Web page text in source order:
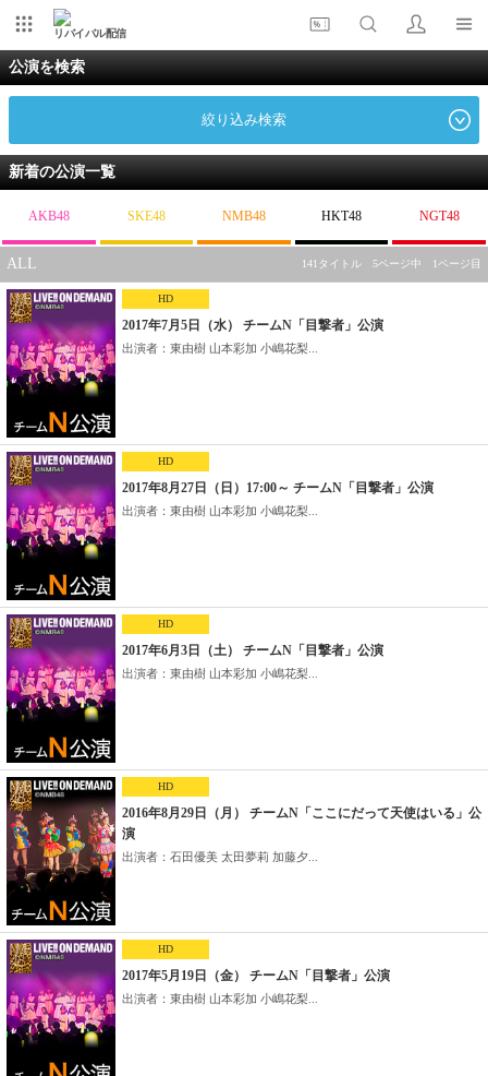
リバイバル配信
公演を検索
絞り込み検索
新着の公演一覧
AKB48 SKE48 NMB48 HKT48 NGT48
ALL 141タイトル 5ページ中 1ページ目
HD
2017年7月5日（水） チームN「目撃者」公演
出演者：東由樹 山本彩加 小嶋花梨...
HD
2017年8月27日（日）17:00～ チームN「目撃者」公演
出演者：東由樹 山本彩加 小嶋花梨...
HD
2017年6月3日（土） チームN「目撃者」公演
出演者：東由樹 山本彩加 小嶋花梨...
HD
2016年8月29日（月） チームN「ここにだって天使はいる」公
演
出演者：石田優美 太田夢莉 加藤夕...
HD
2017年5月19日（金） チームN「目撃者」公演
出演者：東由樹 山本彩加 小嶋花梨...